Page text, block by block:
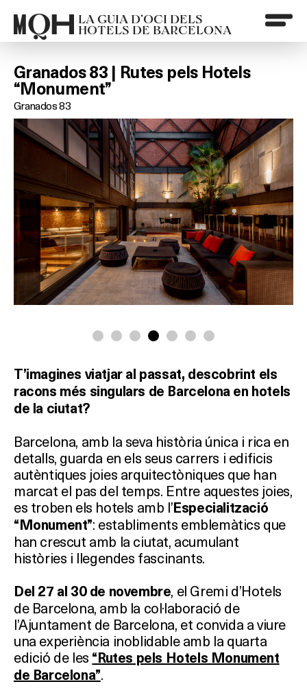
LA GUIA D’OCI DELS
HOTELS DE BARCELONA
Granados 83 | Rutes pels Hotels
“Monument”
Granados 83
T’imagines viatjar al passat, descobrint els
racons més singulars de Barcelona en hotels
de la ciutat?
Barcelona, amb la seva història única i rica en
detalls, guarda en els seus carrers i edificis
autèntiques joies arquitectòniques que han
marcat el pas del temps. Entre aquestes joies,
es troben els hotels amb l’Especialització
“Monument”: establiments emblemàtics que
han crescut amb la ciutat, acumulant
històries i llegendes fascinants.
Del 27 al 30 de novembre, el Gremi d’Hotels
de Barcelona, amb la col·laboració de
l’Ajuntament de Barcelona, et convida a viure
una experiència inoblidable amb la quarta
edició de les “Rutes pels Hotels Monument
de Barcelona”.